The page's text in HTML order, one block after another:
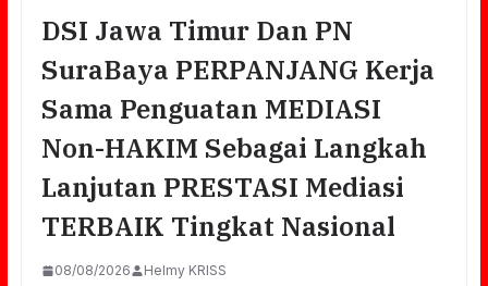
DSI Jawa Timur Dan PN
SuraBaya PERPANJANG Kerja
Sama Penguatan MEDIASI
Non-HAKIM Sebagai Langkah
Lanjutan PRESTASI Mediasi
TERBAIK Tingkat Nasional
08/08/2026 Helmy KRISS